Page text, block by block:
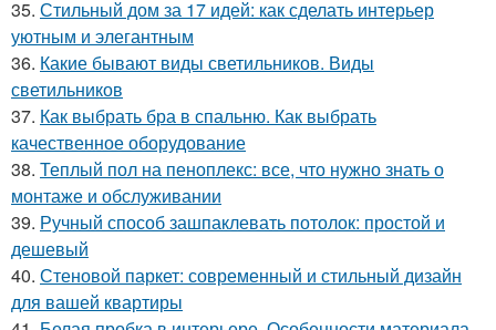
35. Стильный дом за 17 идей: как сделать интерьер
уютным и элегантным
36. Какие бывают виды светильников. Виды
светильников
37. Как выбрать бра в спальню. Как выбрать
качественное оборудование
38. Теплый пол на пеноплекс: все, что нужно знать о
монтаже и обслуживании
39. Ручный способ зашпаклевать потолок: простой и
дешевый
40. Стеновой паркет: современный и стильный дизайн
для вашей квартиры